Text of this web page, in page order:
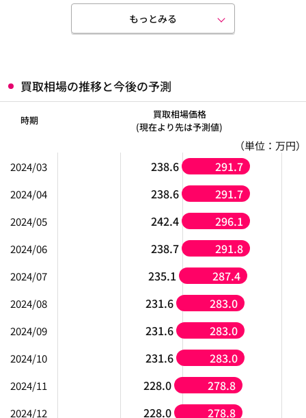
もっとみる
買取相場の推移と今後の予測
時期
買取相場価格
(現在より先は予測値)
（単位：万円）
2024/03
238.6 291.7
2024/04 238.6 291.7
2024/05 242.4 296.1
2024/06 238.7 291.8
2024/07 235.1 287.4
2024/08 231.6 283.0
2024/09 231.6 283.0
2024/10 231.6 283.0
2024/11 228.0 278.8
2024/12 228.0 278.8